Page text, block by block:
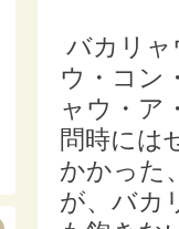
バカリャ
ウ・コン
ャウ・ア
問時には
かかった
が、バカ